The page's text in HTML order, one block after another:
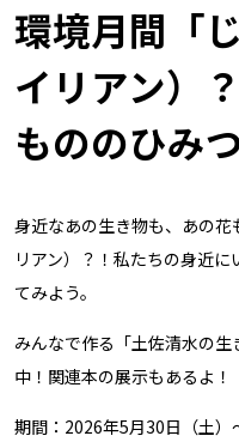
環境月間「
イリアン）
もののひみつ
身近なあの生き物も、あの
リアン）？！私たちの身近
てみよう。
みんなで作る「土佐清水の
中！関連本の展示もあるよ！
期間：2026年5月30日（土）